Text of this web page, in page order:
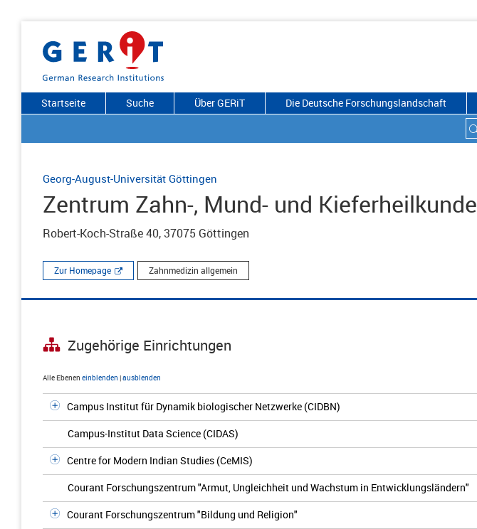
Startseite Suche Über GERiT Die Deutsche Forschungslandschaft
Georg-August-Universität Göttingen
Zentrum Zahn-, Mund- und Kieferheilkunde
Robert-Koch-Straße 40, 37075 Göttingen
Zur Homepage Zahnmedizin allgemein
Zugehörige Einrichtungen
Alle Ebenen einblenden |ausblenden
Campus Institut für Dynamik biologischer Netzwerke (CIDBN)
Campus-Institut Data Science (CIDAS)
Centre for Modern Indian Studies (CeMIS)
Courant Forschungszentrum "Armut, Ungleichheit und Wachstum in Entwicklungsländern"
Courant Forschungszentrum "Bildung und Religion"